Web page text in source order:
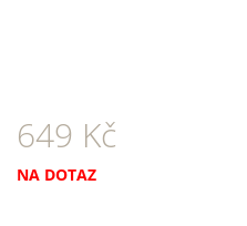
649 Kč
Měrná
NA DOTAZ
RYPÁČEK
BÍLÝ
1